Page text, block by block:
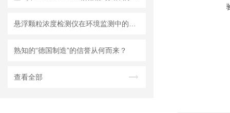
熟知的“德国制造”的信誉从何而来？
查看全部